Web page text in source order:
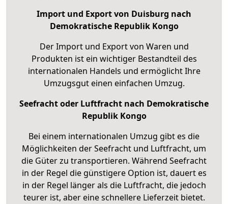
Import und Export von Duisburg nach
Demokratische Republik Kongo
Der Import und Export von Waren und
Produkten ist ein wichtiger Bestandteil des
internationalen Handels und ermöglicht Ihre
Umzugsgut einen einfachen Umzug.
Seefracht oder Luftfracht nach Demokratische
Republik Kongo
Bei einem internationalen Umzug gibt es die
Möglichkeiten der Seefracht und Luftfracht, um
die Güter zu transportieren. Während Seefracht
in der Regel die günstigere Option ist, dauert es
in der Regel länger als die Luftfracht, die jedoch
teurer ist, aber eine schnellere Lieferzeit bietet.